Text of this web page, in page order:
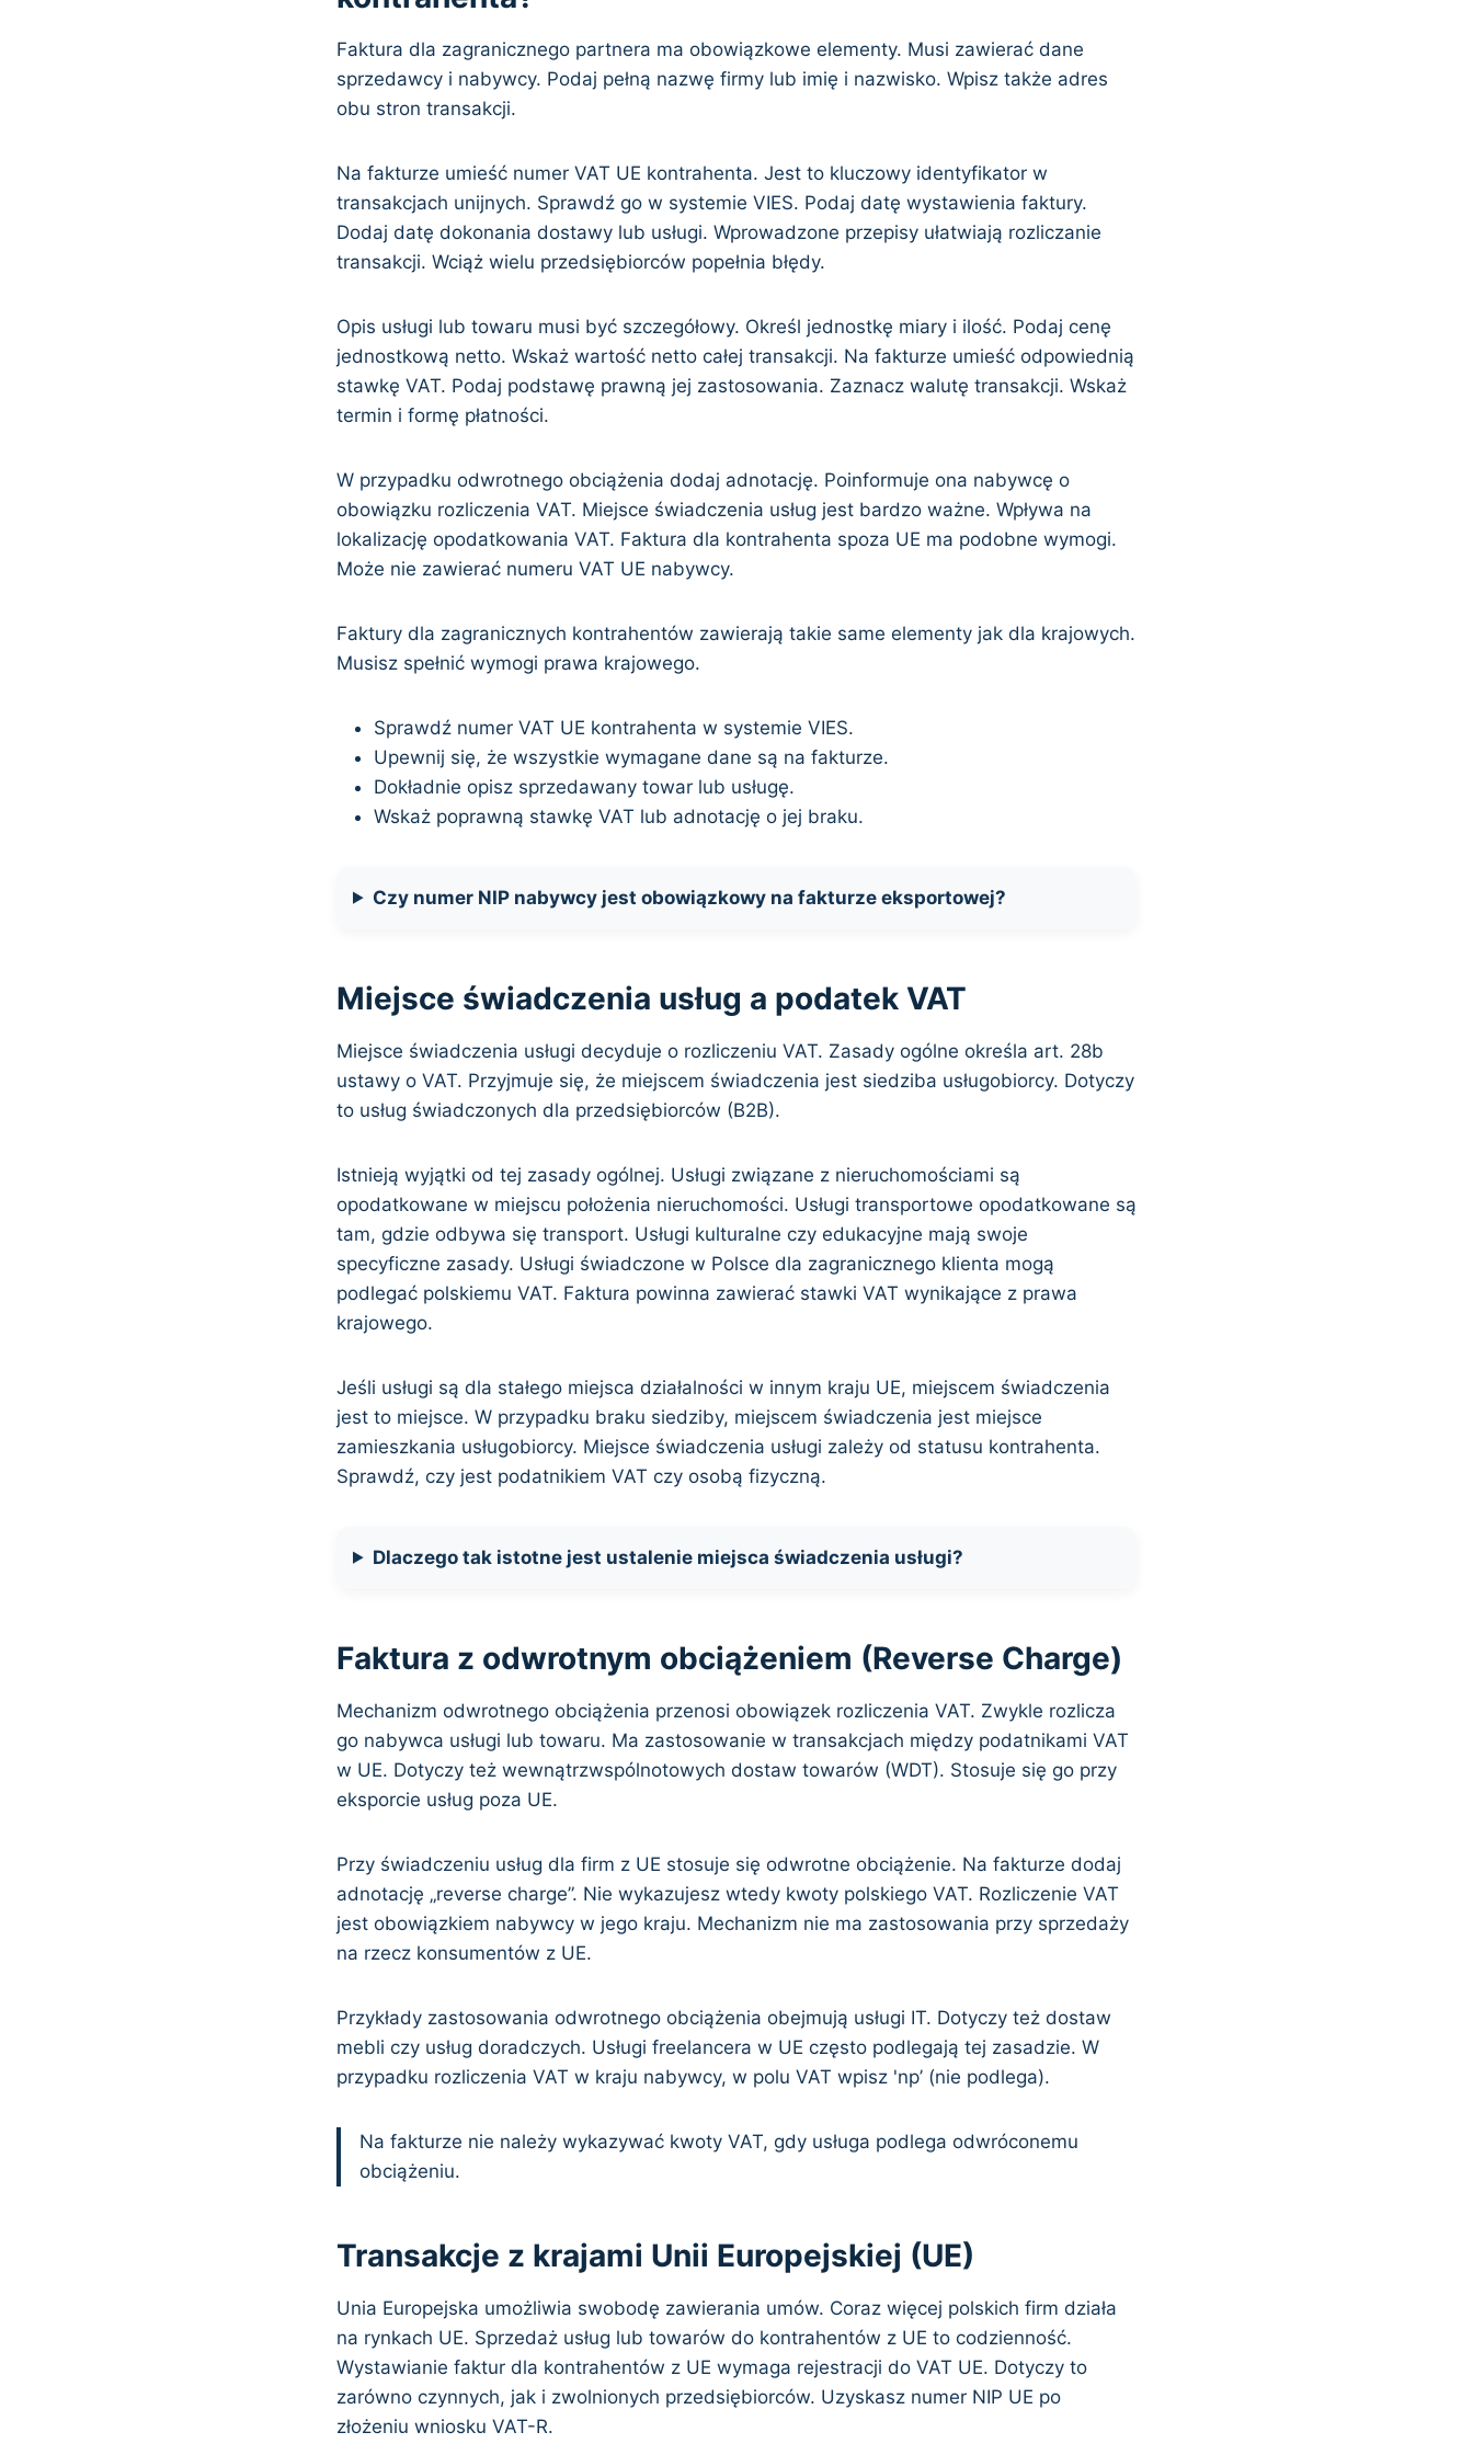
Faktura dla zagranicznego partnera ma obowiązkowe elementy. Musi zawierać dane
sprzedawcy i nabywcy. Podaj pełną nazwę firmy lub imię i nazwisko. Wpisz także adres
obu stron transakcji.
Na fakturze umieść numer VAT UE kontrahenta. Jest to kluczowy identyfikator w
transakcjach unijnych. Sprawdź go w systemie VIES. Podaj datę wystawienia faktury.
Dodaj datę dokonania dostawy lub usługi. Wprowadzone przepisy ułatwiają rozliczanie
transakcji. Wciąż wielu przedsiębiorców popełnia błędy.
Opis usługi lub towaru musi być szczegółowy. Określ jednostkę miary i ilość. Podaj cenę
jednostkową netto. Wskaż wartość netto całej transakcji. Na fakturze umieść odpowiednią
stawkę VAT. Podaj podstawę prawną jej zastosowania. Zaznacz walutę transakcji. Wskaż
termin i formę płatności.
W przypadku odwrotnego obciążenia dodaj adnotację. Poinformuje ona nabywcę o
obowiązku rozliczenia VAT. Miejsce świadczenia usług jest bardzo ważne. Wpływa na
lokalizację opodatkowania VAT. Faktura dla kontrahenta spoza UE ma podobne wymogi.
Może nie zawierać numeru VAT UE nabywcy.
Faktury dla zagranicznych kontrahentów zawierają takie same elementy jak dla krajowych.
Musisz spełnić wymogi prawa krajowego.
Sprawdź numer VAT UE kontrahenta w systemie VIES.
Upewnij się, że wszystkie wymagane dane są na fakturze.
Dokładnie opisz sprzedawany towar lub usługę.
Wskaż poprawną stawkę VAT lub adnotację o jej braku.
Czy numer NIP nabywcy jest obowiązkowy na fakturze eksportowej?
Miejsce świadczenia usług a podatek VAT
Miejsce świadczenia usługi decyduje o rozliczeniu VAT. Zasady ogólne określa art. 28b
ustawy o VAT. Przyjmuje się, że miejscem świadczenia jest siedziba usługobiorcy. Dotyczy
to usług świadczonych dla przedsiębiorców (B2B).
Istnieją wyjątki od tej zasady ogólnej. Usługi związane z nieruchomościami są
opodatkowane w miejscu położenia nieruchomości. Usługi transportowe opodatkowane są
tam, gdzie odbywa się transport. Usługi kulturalne czy edukacyjne mają swoje
specyficzne zasady. Usługi świadczone w Polsce dla zagranicznego klienta mogą
podlegać polskiemu VAT. Faktura powinna zawierać stawki VAT wynikające z prawa
krajowego.
Jeśli usługi są dla stałego miejsca działalności w innym kraju UE, miejscem świadczenia
jest to miejsce. W przypadku braku siedziby, miejscem świadczenia jest miejsce
zamieszkania usługobiorcy. Miejsce świadczenia usługi zależy od statusu kontrahenta.
Sprawdź, czy jest podatnikiem VAT czy osobą fizyczną.
Dlaczego tak istotne jest ustalenie miejsca świadczenia usługi?
Faktura z odwrotnym obciążeniem (Reverse Charge)
Mechanizm odwrotnego obciążenia przenosi obowiązek rozliczenia VAT. Zwykle rozlicza
go nabywca usługi lub towaru. Ma zastosowanie w transakcjach między podatnikami VAT
w UE. Dotyczy też wewnątrzwspólnotowych dostaw towarów (WDT). Stosuje się go przy
eksporcie usług poza UE.
Przy świadczeniu usług dla firm z UE stosuje się odwrotne obciążenie. Na fakturze dodaj
adnotację „reverse charge”. Nie wykazujesz wtedy kwoty polskiego VAT. Rozliczenie VAT
jest obowiązkiem nabywcy w jego kraju. Mechanizm nie ma zastosowania przy sprzedaży
na rzecz konsumentów z UE.
Przykłady zastosowania odwrotnego obciążenia obejmują usługi IT. Dotyczy też dostaw
mebli czy usług doradczych. Usługi freelancera w UE często podlegają tej zasadzie. W
przypadku rozliczenia VAT w kraju nabywcy, w polu VAT wpisz 'np’ (nie podlega).
Na fakturze nie należy wykazywać kwoty VAT, gdy usługa podlega odwróconemu
obciążeniu.
Transakcje z krajami Unii Europejskiej (UE)
Unia Europejska umożliwia swobodę zawierania umów. Coraz więcej polskich firm działa
na rynkach UE. Sprzedaż usług lub towarów do kontrahentów z UE to codzienność.
Wystawianie faktur dla kontrahentów z UE wymaga rejestracji do VAT UE. Dotyczy to
zarówno czynnych, jak i zwolnionych przedsiębiorców. Uzyskasz numer NIP UE po
złożeniu wniosku VAT-R.